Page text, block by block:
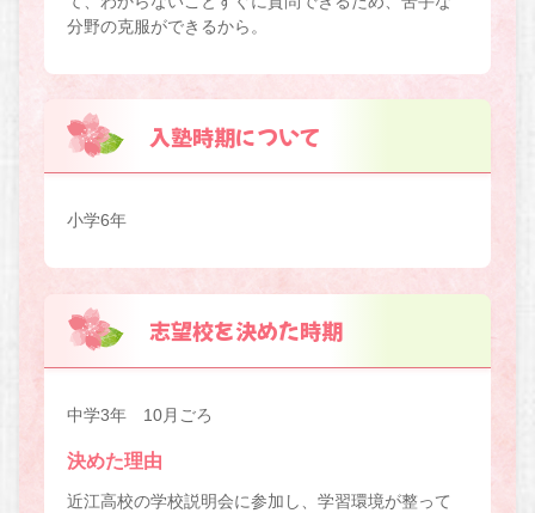
分野の克服ができるから。
入塾時期について
小学6年
志望校を決めた時期
中学3年 10月ごろ
決めた理由
近江高校の学校説明会に参加し、学習環境が整って